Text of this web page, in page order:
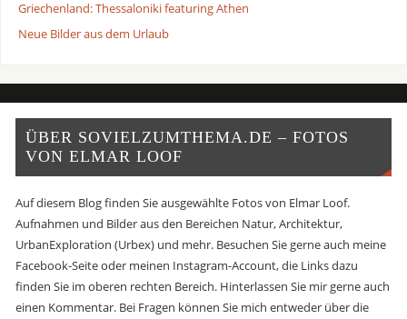
Griechenland: Thessaloniki featuring Athen
Neue Bilder aus dem Urlaub
ÜBER SOVIELZUMTHEMA.DE – FOTOS
VON ELMAR LOOF
Auf diesem Blog finden Sie ausgewählte Fotos von Elmar Loof.
Aufnahmen und Bilder aus den Bereichen Natur, Architektur,
UrbanExploration (Urbex) und mehr. Besuchen Sie gerne auch meine
Facebook-Seite oder meinen Instagram-Account, die Links dazu
finden Sie im oberen rechten Bereich. Hinterlassen Sie mir gerne auch
einen Kommentar. Bei Fragen können Sie mich entweder über die